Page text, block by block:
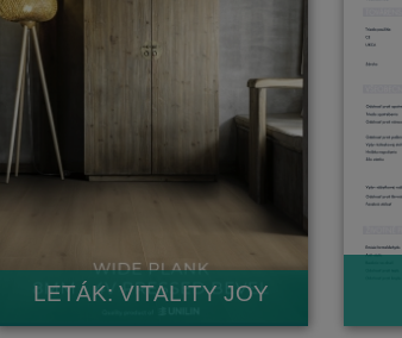
LETÁK: VITALITY JOY